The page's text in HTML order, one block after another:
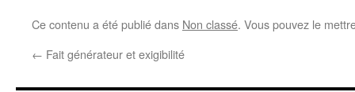
Ce contenu a été publié dans Non classé. Vous pouvez le
← Fait générateur et exigibilité